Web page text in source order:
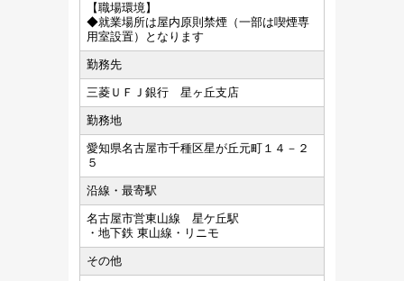
【職場環境】
◆就業場所は屋内原則禁煙（一部は喫煙専
用室設置）となります
勤務先
三菱ＵＦＪ銀行 星ヶ丘支店
勤務地
愛知県名古屋市千種区星が丘元町１４－２
５
沿線・最寄駅
名古屋市営東山線 星ケ丘駅
・地下鉄 東山線・リニモ
その他